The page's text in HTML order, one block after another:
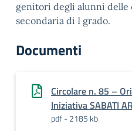
genitori degli alunni delle
secondaria di I grado.
Documenti
Circolare n. 85 –
Iniziativa SABATI
pdf - 2185 kb